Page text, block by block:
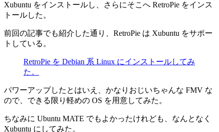
Xubuntu をインストールし、さらにそこへ RetroPie をインス
トールした。
前回の記事でも紹介した通り、RetroPie は Xubuntu をサポー
トしている。
RetroPie を Debian 系 Linux にインストールしてみ
た。
パワーアップしたとはいえ、かなりおじいちゃんな FMV な
ので、できる限り軽めの OS を用意してみた。
ちなみに Ubuntu MATE でもよかったけれども、なんとなく
Xubuntu にしてみた。